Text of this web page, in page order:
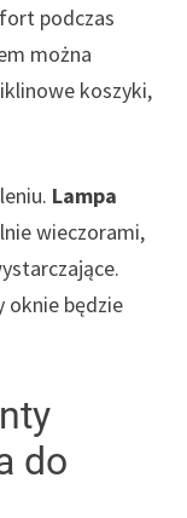
podczas
można
koszyki,
Lampa
wieczorami,
oknie będzie
do